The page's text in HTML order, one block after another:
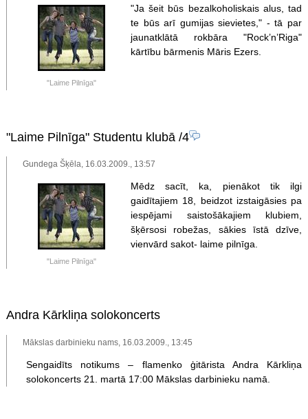
"Laime Pilnīga"
"Ja šeit būs bezalkoholiskais alus, tad
te būs arī gumijas sievietes," - tā par
jaunatklātā rokbāra "Rock’n’Riga"
kārtību bārmenis Māris Ezers.
"Laime Pilnīga" Studentu klubā/4
Gundega Šķēla, 16.03.2009., 13:57
"Laime Pilnīga"
Mēdz sacīt, ka, pienākot tik ilgi
gaidītajiem 18, beidzot izstaigāsies pa
iespējami saistošākajiem klubiem,
šķērsosi robežas, sākies īstā dzīve,
vienvārd sakot- laime pilnīga.
Andra Kārkliņa solokoncerts
Mākslas darbinieku nams, 16.03.2009., 13:45
Sengaidīts notikums – flamenko ģitārista Andra Kārkliņa
solokoncerts 21. martā 17:00 Mākslas darbinieku namā.